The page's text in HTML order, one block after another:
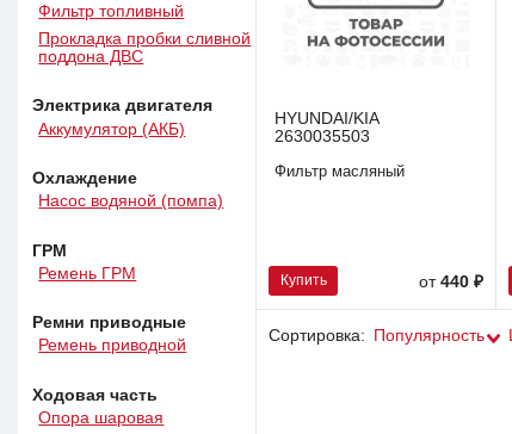
Фильтр топливный
Прокладка пробки сливной
поддона ДВС
Электрика двигателя
Аккумулятор (АКБ)
Охлаждение
Насос водяной (помпа)
ГРМ
Ремень ГРМ
Ремни приводные
Ремень приводной
Ходовая часть
Опора шаровая
HYUNDAI/KIA
2630035503
Фильтр масляный
Купить от440 ₽
Сортировка: Популярность